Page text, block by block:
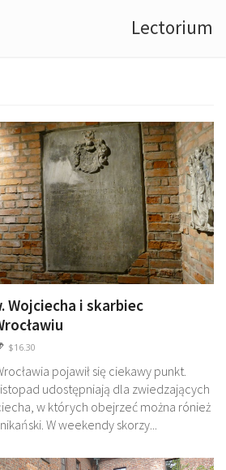
Lectorium
Wojciecha i skarbiec
$16.30
pojawił się ciekawy punkt.
udostępniają dla zwiedzających
w których obejrzeć można rónież
W weekendy skorzy...